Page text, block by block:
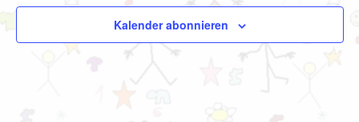
Kalender abonnieren